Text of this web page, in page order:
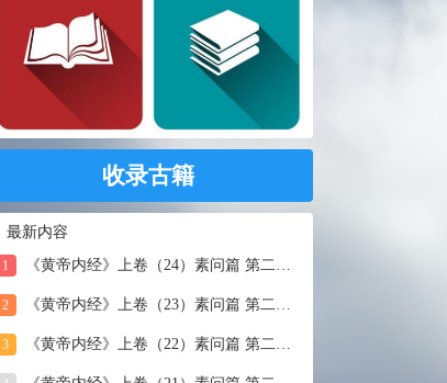
收录古籍
最新内容
1 《黄帝内经》上卷（24）素问篇 第二十四篇 血气形志篇第
2 《黄帝内经》上卷（23）素问篇 第二十三篇 宣明五气
3 《黄帝内经》上卷（22）素问篇 第二十二篇 藏气法时论